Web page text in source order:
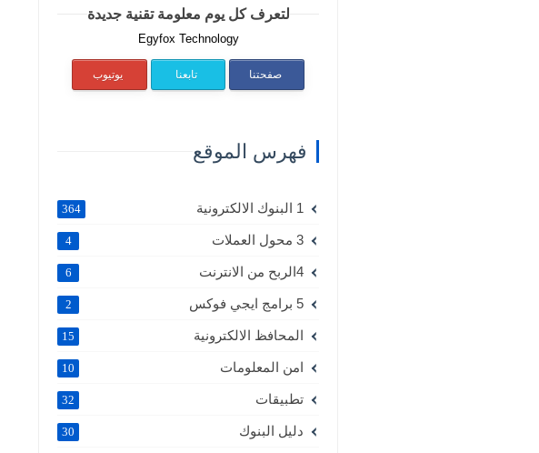
لتعرف كل يوم معلومة تقنية جديدة
Egyfox Technology
صفحتنا تابعنا يوتيوب
فهرس الموقع
1 البنوك الالكترونية 364
3 محول العملات 4
4الربح من الانترنت 6
5 برامج ايجي فوكس 2
المحافظ الالكترونية 15
امن المعلومات 10
تطبيقات 32
دليل البنوك 30